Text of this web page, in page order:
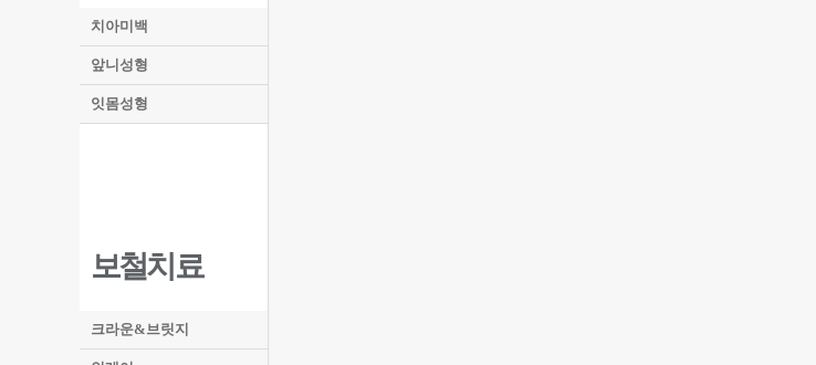
치아미백
앞니성형
잇몸성형
보철치료
크라운&브릿지